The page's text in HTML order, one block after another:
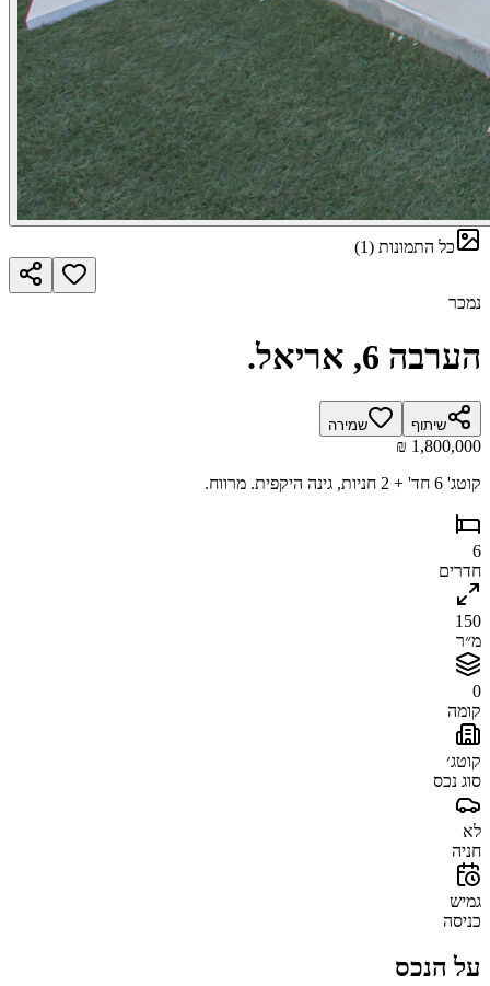
כל התמונות (
1
)
נמכר
הערבה 6, אריאל.
שיתוף שמירה
קוטג' 6 חד' + 2 חניות, גינה היקפית. מרווח.
6
חדרים
150
מ״ר
0
קומה
קוטג׳
סוג נכס
לא
חניה
גמיש
כניסה
על הנכס